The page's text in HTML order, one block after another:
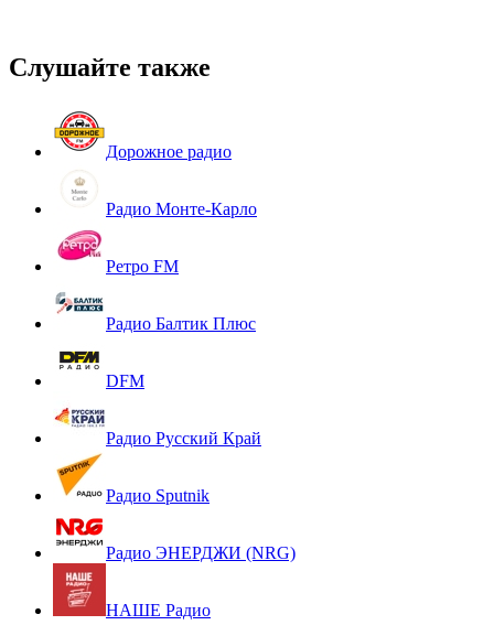
Слушайте также
Дорожное радио
Радио Монте-Карло
Ретро FM
Радио Балтик Плюс
DFM
Радио Русский Край
Радио Sputnik
Радио ЭНЕРДЖИ (NRG)
НАШЕ Радио